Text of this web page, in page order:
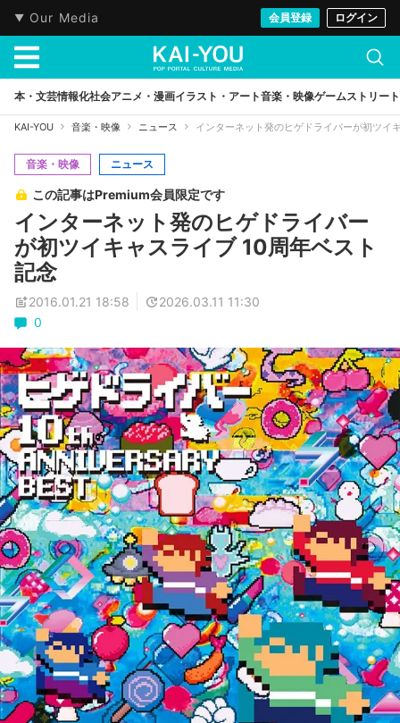
Our Media 会員登録 ログイン
本・文芸情報化社会アニメ・漫画イラスト・アート音楽・映像ゲームストリート
KAI-YOU 音楽・映像 ニュース インターネット発のヒゲドライバーが初ツイ
音楽・映像 ニュース
この記事はPremium会員限定です
インターネット発のヒゲドライバー
が初ツイキャスライブ 10周年ベスト
記念
2016.01.21 18:58
2026.03.11 11:30
0